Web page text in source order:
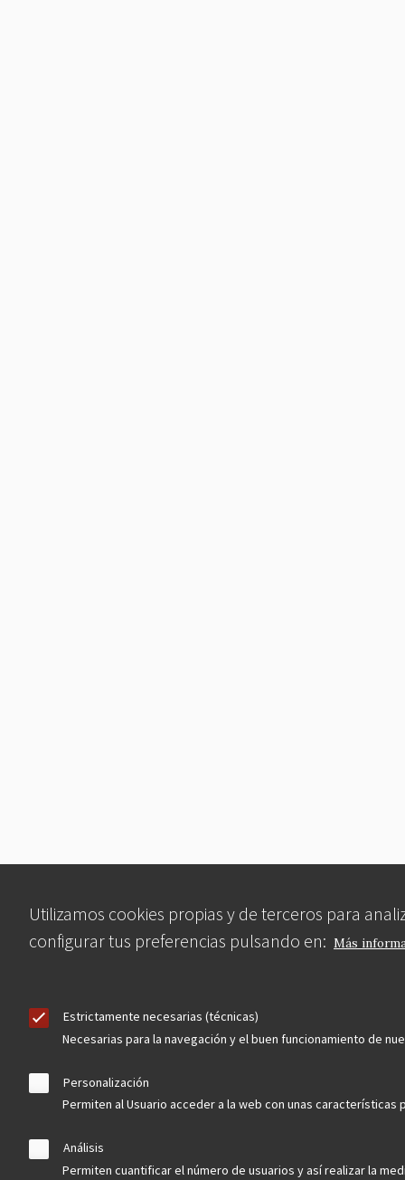
Utilizamos cookies propias y de terceros para
configurar tus preferencias pulsando en: Más
Estrictamente necesarias (técnicas)
Necesarias para la navegación y el buen funcionamiento de
Personalización
Permiten al Usuario acceder a la web con unas
Análisis
Permiten cuantificar el número de usuarios y así realizar la